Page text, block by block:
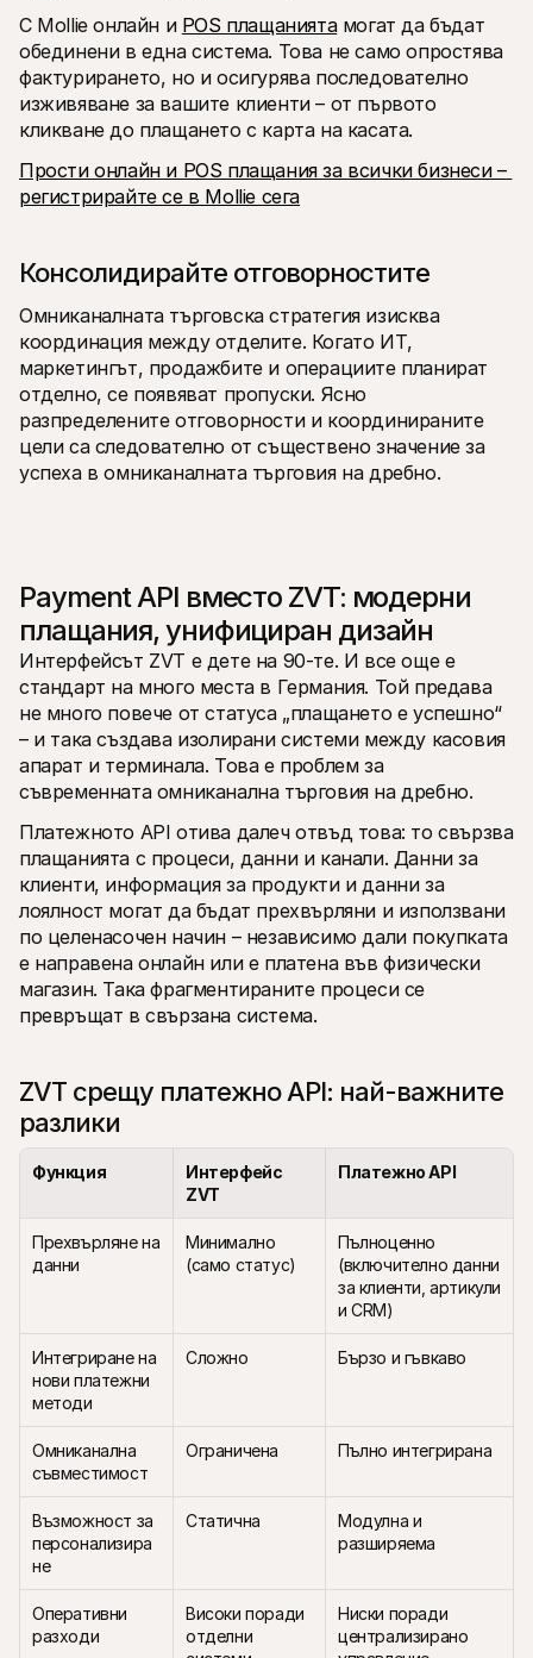
С Mollie онлайн и POS плащанията могат да бъдат
обединени в една система. Това не само опростява
фактурирането, но и осигурява последователно
изживяване за вашите клиенти – от първото
кликване до плащането с карта на касата.
Прости онлайн и POS плащания за всички бизнеси –
регистрирайте се в Mollie сега
Консолидирайте отговорностите
Омниканалната търговска стратегия изисква
координация между отделите. Когато ИТ,
маркетингът, продажбите и операциите планират
отделно, се появяват пропуски. Ясно
разпределените отговорности и координираните
цели са следователно от съществено значение за
успеха в омниканалната търговия на дребно.
Payment API вместо ZVT: модерни
плащания, унифициран дизайн
Интерфейсът ZVT е дете на 90-те. И все още е
стандарт на много места в Германия. Той предава
не много повече от статуса „плащането е успешно“
– и така създава изолирани системи между касовия
апарат и терминала. Това е проблем за
съвременната омниканална търговия на дребно.
Платежното API отива далеч отвъд това: то свързва
плащанията с процеси, данни и канали. Данни за
клиенти, информация за продукти и данни за
лоялност могат да бъдат прехвърляни и използвани
по целенасочен начин – независимо дали покупката
е направена онлайн или е платена във физически
магазин. Така фрагментираните процеси се
превръщат в свързана система.
ZVT срещу платежно API: най-важните
разлики
Функция
Интерфейс
ZVT
Платежно API
Прехвърляне на
данни
Минимално
(само статус)
Пълноценно
(включително данни
за клиенти, артикули
и CRM)
Интегриране на
нови платежни
методи
Сложно Бързо и гъвкаво
Омниканална
съвместимост
Ограничена Пълно интегрирана
Възможност за
персонализира
не
Статична
Модулна и
разширяема
Оперативни
разходи
Високи поради
отделни
Ниски поради
централизирано